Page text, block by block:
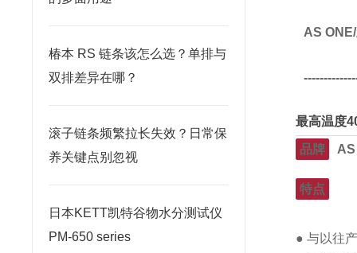
椿本 RS 链条该怎么选？单排与
双排差异在哪？
滚子链条频繁拉长失效？日常保
养关键点别忽视
日本KETT凯特谷物水分测试仪
PM-650 series
AS
最高温度
品牌
特点
● 与以往